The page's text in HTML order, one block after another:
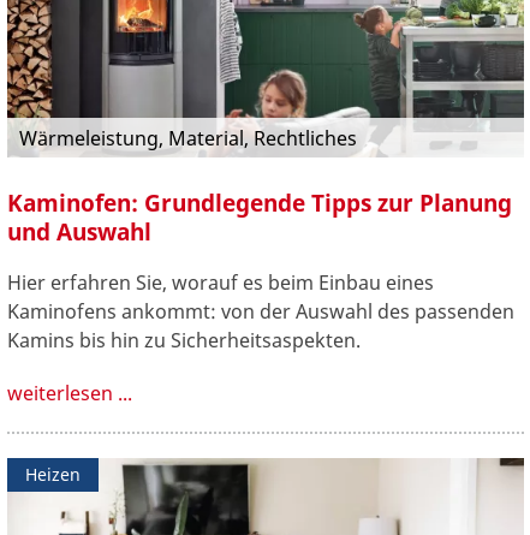
Wärmeleistung, Material, Rechtliches
Kaminofen: Grundlegende Tipps zur Planung
und Auswahl
Hier erfahren Sie, worauf es beim Einbau eines
Kaminofens ankommt: von der Auswahl des passenden
Kamins bis hin zu Sicherheitsaspekten.
weiterlesen ...
Heizen